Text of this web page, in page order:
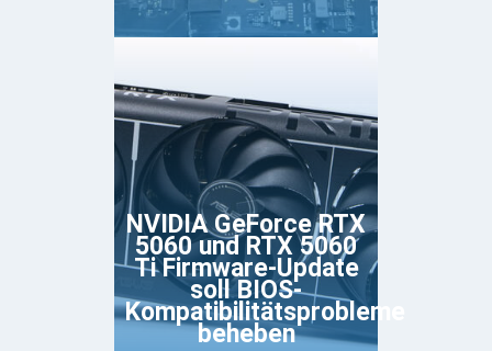
NVIDIA GeForce RTX
5060 und RTX 5060
Ti Firmware-Update
soll BIOS-
Kompatibilitätsprobleme
beheben